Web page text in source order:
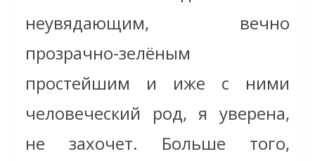
неувядающим, вечно
прозрачно-зелёным
простейшим и иже с ними
человеческий род, я уверена,
не захочет. Больше того,